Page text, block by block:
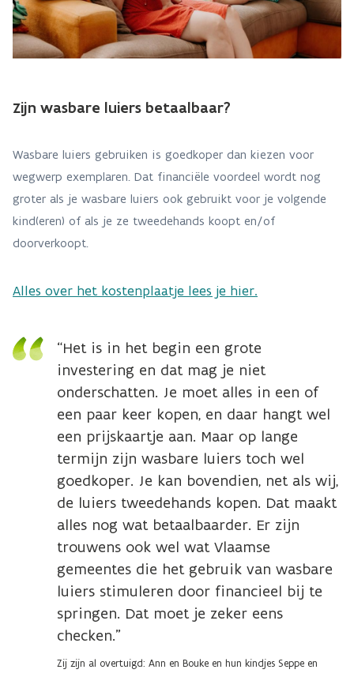
Zijn wasbare luiers betaalbaar?
Wasbare luiers gebruiken is goedkoper dan kiezen voor
wegwerp exemplaren. Dat financiële voordeel wordt nog
groter als je wasbare luiers ook gebruikt voor je volgende
kind(eren) of als je ze tweedehands koopt en/of
doorverkoopt.
Alles over het kostenplaatje lees je hier.
“Het is in het begin een grote
investering en dat mag je niet
onderschatten. Je moet alles in een of
een paar keer kopen, en daar hangt wel
een prijskaartje aan. Maar op lange
termijn zijn wasbare luiers toch wel
goedkoper. Je kan bovendien, net als wij,
de luiers tweedehands kopen. Dat maakt
alles nog wat betaalbaarder. Er zijn
trouwens ook wel wat Vlaamse
gemeentes die het gebruik van wasbare
luiers stimuleren door financieel bij te
springen. Dat moet je zeker eens
checken.”
Zij zijn al overtuigd: Ann en Bouke en hun kindjes Seppe en